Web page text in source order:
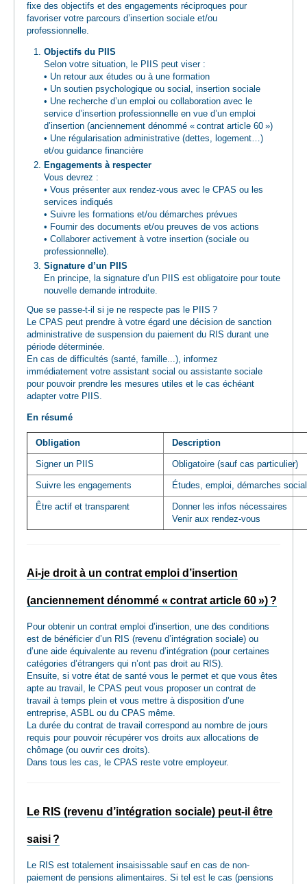
fixe des objectifs et des engagements réciproques pour
favoriser votre parcours d’insertion sociale et/ou
professionnelle.
Objectifs du PIIS
Selon votre situation, le PIIS peut viser :
• Un retour aux études ou à une formation
• Un soutien psychologique ou social, insertion sociale
• Une recherche d’un emploi ou collaboration avec le
service d’insertion professionnelle en vue d’un emploi
d’insertion (anciennement dénommé « contrat article 60 »)
• Une régularisation administrative (dettes, logement…)
et/ou guidance financière
Engagements à respecter
Vous devrez :
• Vous présenter aux rendez-vous avec le CPAS ou les
services indiqués
• Suivre les formations et/ou démarches prévues
• Fournir des documents et/ou preuves de vos actions
• Collaborer activement à votre insertion (sociale ou
professionnelle).
Signature d’un PIIS
En principe, la signature d’un PIIS est obligatoire pour toute
nouvelle demande introduite.
Que se passe-t-il si je ne respecte pas le PIIS ?
Le CPAS peut prendre à votre égard une décision de sanction
administrative de suspension du paiement du RIS durant une
période déterminée.
En cas de difficultés (santé, famille...), informez
immédiatement votre assistant social ou assistante sociale
pour pouvoir prendre les mesures utiles et le cas échéant
adapter votre PIIS.
En résumé
Obligation Description
Signer un PIIS Obligatoire (sauf cas particulier)
Suivre les engagements Études, emploi, démarches
Être actif et transparent
Donner les infos nécessaires
Venir aux rendez-vous
Ai-je droit à un contrat emploi d’insertion
(anciennement dénommé « contrat article 60 ») ?
Pour obtenir un contrat emploi d’insertion, une des conditions
est de bénéficier d’un RIS (revenu d’intégration sociale) ou
d’une aide équivalente au revenu d’intégration (pour certaines
catégories d’étrangers qui n’ont pas droit au RIS).
Ensuite, si votre état de santé vous le permet et que vous êtes
apte au travail, le CPAS peut vous proposer un contrat de
travail à temps plein et vous mettre à disposition d’une
entreprise, ASBL ou du CPAS même.
La durée du contrat de travail correspond au nombre de jours
requis pour pouvoir récupérer vos droits aux allocations de
chômage (ou ouvrir ces droits).
Dans tous les cas, le CPAS reste votre employeur.
Le RIS (revenu d’intégration sociale) peut-il être
saisi ?
Le RIS est totalement insaisissable sauf en cas de non-
paiement de pensions alimentaires. Si tel est le cas (pensions